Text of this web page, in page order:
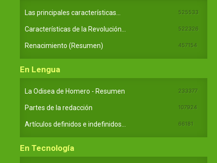
Las principales características... 525533
Características de la Revolución... 522326
Renacimiento (Resumen) 457154
En Lengua
La Odisea de Homero - Resumen 233377
Partes de la redacción 107924
Artículos definidos e indefinidos... 66181
En Tecnología